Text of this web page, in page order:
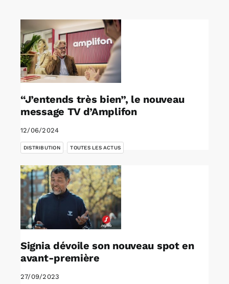
Rechercher:
Annonces emploi
“J’entends très bien”, le nouveau
message TV d’Amplifon
12/06/2024
DISTRIBUTION TOUTES LES ACTUS
Signia dévoile son nouveau spot en
avant-première
27/09/2023